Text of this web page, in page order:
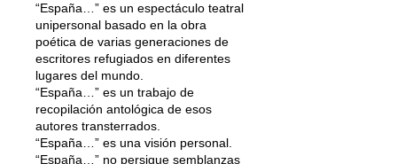
“España…” es un espectáculo teatral
unipersonal basado en la obra
poética de varias generaciones de
escritores refugiados en diferentes
lugares del mundo.
“España…” es un trabajo de
recopilación antológica de esos
autores transterrados.
“España…” es una visión personal.
“España…” no persigue semblanzas